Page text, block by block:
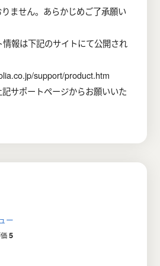
ません。あらかじめご了承願い
報は下記のサイトにて公開され
support/product.htm
サポートページからお願いいた
ー
価5